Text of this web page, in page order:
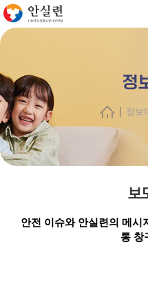
정
| 정보
보
안전 이슈와 안실련의 메
통 창